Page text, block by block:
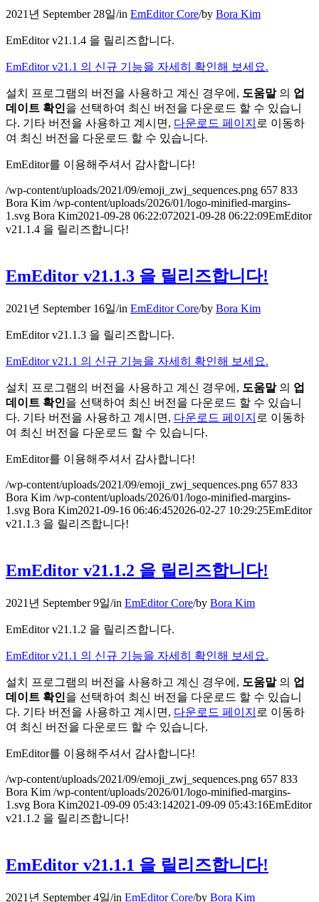
2021년 September 28일/in EmEditor Core/by Bora Kim
EmEditor v21.1.4 을 릴리즈합니다.
EmEditor v21.1 의 신규 기능을 자세히 확인해 보세요.
설치 프로그램의 버전을 사용하고 계신 경우에, 도움말의 업
데이트 확인을 선택하여 최신 버전을 다운로드 할 수 있습니
다. 기타 버전을 사용하고 계시면, 다운로드 페이지 로 이동하
여 최신 버전을 다운로드 할 수 있습니다.
EmEditor를 이용해주셔서 감사합니다!
/wp-content/uploads/2021/09/emoji_zwj_sequences.png 657 833
Bora Kim /wp-content/uploads/2026/01/logo-minified-margins-
1.svg Bora Kim2021-09-28 06:22:072021-09-28 06:22:09EmEditor
v21.1.4 을 릴리즈합니다!
EmEditor v21.1.3 을 릴리즈합니다!
2021년 September 16일/in EmEditor Core/by Bora Kim
EmEditor v21.1.3 을 릴리즈합니다.
EmEditor v21.1 의 신규 기능을 자세히 확인해 보세요.
설치 프로그램의 버전을 사용하고 계신 경우에, 도움말의 업
데이트 확인을 선택하여 최신 버전을 다운로드 할 수 있습니
다. 기타 버전을 사용하고 계시면, 다운로드 페이지 로 이동하
여 최신 버전을 다운로드 할 수 있습니다.
EmEditor를 이용해주셔서 감사합니다!
/wp-content/uploads/2021/09/emoji_zwj_sequences.png 657 833
Bora Kim /wp-content/uploads/2026/01/logo-minified-margins-
1.svg Bora Kim2021-09-16 06:46:452026-02-27 10:29:25EmEditor
v21.1.3 을 릴리즈합니다!
EmEditor v21.1.2 을 릴리즈합니다!
2021년 September 9일/in EmEditor Core/by Bora Kim
EmEditor v21.1.2 을 릴리즈합니다.
EmEditor v21.1 의 신규 기능을 자세히 확인해 보세요.
설치 프로그램의 버전을 사용하고 계신 경우에, 도움말의 업
데이트 확인을 선택하여 최신 버전을 다운로드 할 수 있습니
다. 기타 버전을 사용하고 계시면, 다운로드 페이지 로 이동하
여 최신 버전을 다운로드 할 수 있습니다.
EmEditor를 이용해주셔서 감사합니다!
/wp-content/uploads/2021/09/emoji_zwj_sequences.png 657 833
Bora Kim /wp-content/uploads/2026/01/logo-minified-margins-
1.svg Bora Kim2021-09-09 05:43:142021-09-09 05:43:16EmEditor
v21.1.2 을 릴리즈합니다!
EmEditor v21.1.1 을 릴리즈합니다!
2021년 September 4일/in EmEditor Core/by Bora Kim